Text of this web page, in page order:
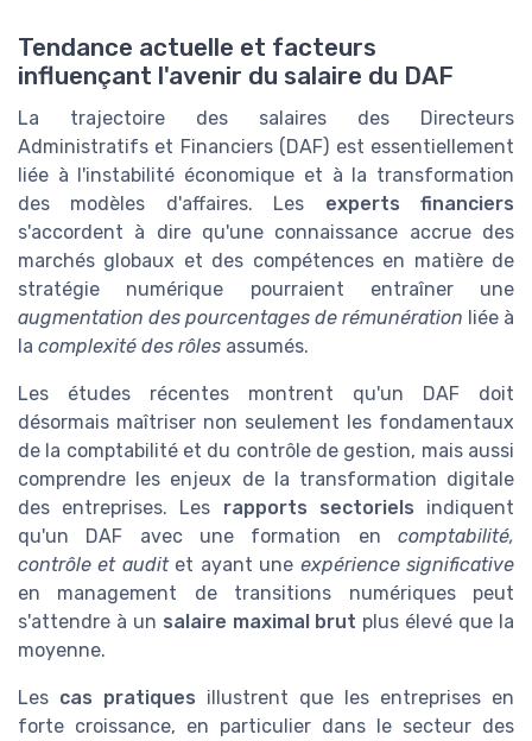
Tendance actuelle et facteurs
influençant l'avenir du salaire du DAF
La trajectoire des salaires des Directeurs
Administratifs et Financiers (DAF) est essentiellement
liée à l'instabilité économique et à la transformation
des modèles d'affaires. Les experts financiers
s'accordent à dire qu'une connaissance accrue des
marchés globaux et des compétences en matière de
stratégie numérique pourraient entraîner une
augmentation des pourcentages de rémunération liée à
la complexité des rôles assumés.
Les études récentes montrent qu'un DAF doit
désormais maîtriser non seulement les fondamentaux
de la comptabilité et du contrôle de gestion, mais aussi
comprendre les enjeux de la transformation digitale
des entreprises. Les rapports sectoriels indiquent
qu'un DAF avec une formation en comptabilité,
contrôle et auditet ayant une expérience significative
en management de transitions numériques peut
s'attendre à un salaire maximal brut plus élevé que la
moyenne.
Les cas pratiques illustrent que les entreprises en
forte croissance, en particulier dans le secteur des